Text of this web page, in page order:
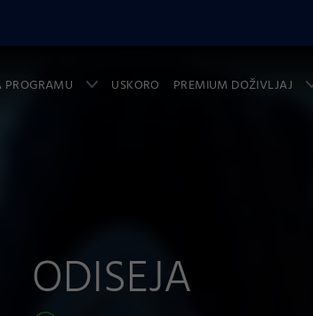
PROGRAMU USKORO PREMIUM DOŽIVLJAJ
ODISEJA